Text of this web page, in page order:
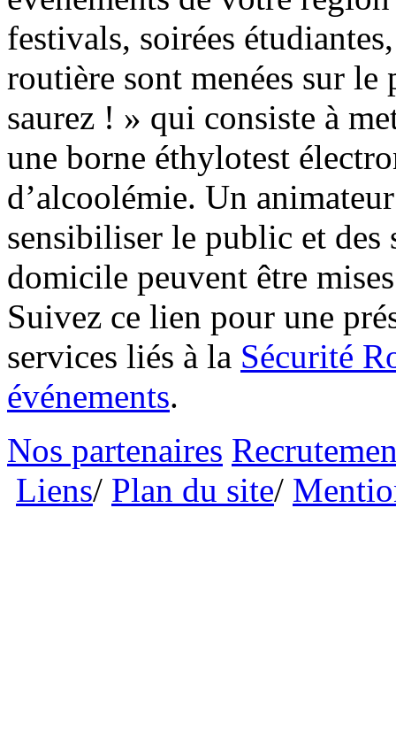
festivals, soirées
routière sont menées sur
saurez ! » qui consiste à
une borne éthylotest
d’alcoolémie. Un
sensibiliser le public et des
domicile peuvent être
Suivez ce lien pour une
services liés à la Sécurité
événements.
Nos partenaires
Liens/ Plan du site/